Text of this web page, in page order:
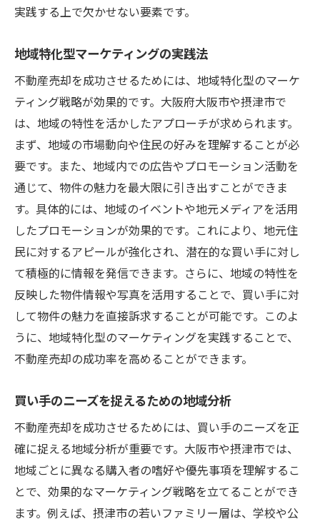
実践する上で欠かせない要素です。
地域特化型マーケティングの実践法
不動産売却を成功させるためには、地域特化型のマーケ
ティング戦略が効果的です。大阪府大阪市や摂津市で
は、地域の特性を活かしたアプローチが求められます。
まず、地域の市場動向や住民の好みを理解することが必
要です。また、地域内での広告やプロモーション活動を
通じて、物件の魅力を最大限に引き出すことができま
す。具体的には、地域のイベントや地元メディアを活用
したプロモーションが効果的です。これにより、地元住
民に対するアピールが強化され、潜在的な買い手に対し
て積極的に情報を発信できます。さらに、地域の特性を
反映した物件情報や写真を活用することで、買い手に対
して物件の魅力を直接訴求することが可能です。このよ
うに、地域特化型のマーケティングを実践することで、
不動産売却の成功率を高めることができます。
買い手のニーズを捉えるための地域分析
不動産売却を成功させるためには、買い手のニーズを正
確に捉える地域分析が重要です。大阪市や摂津市では、
地域ごとに異なる購入者の嗜好や優先事項を理解するこ
とで、効果的なマーケティング戦略を立てることができ
ます。例えば、摂津市の若いファミリー層は、学校や公